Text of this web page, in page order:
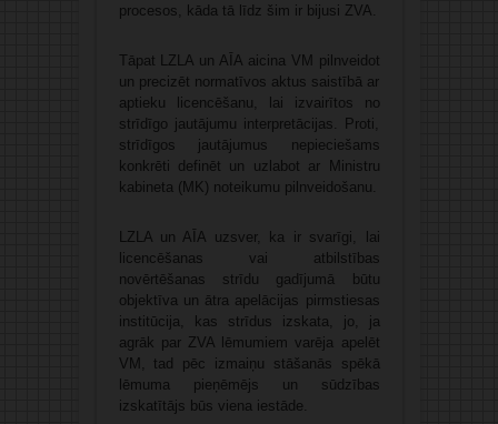
procesos, kāda tā līdz šim ir bijusi ZVA.
Tāpat LZLA un AĪA aicina VM pilnveidot
un precizēt normatīvos aktus saistībā ar
aptieku licencēšanu, lai izvairītos no
strīdīgo jautājumu interpretācijas. Proti,
strīdīgos jautājumus nepieciešams
konkrēti definēt un uzlabot ar Ministru
kabineta (MK) noteikumu pilnveidošanu.
LZLA un AĪA uzsver, ka ir svarīgi, lai
licencēšanas vai atbilstības
novērtēšanas strīdu gadījumā būtu
objektīva un ātra apelācijas pirmstiesas
institūcija, kas strīdus izskata, jo, ja
agrāk par ZVA lēmumiem varēja apelēt
VM, tad pēc izmaiņu stāšanās spēkā
lēmuma pieņēmējs un sūdzības
izskatītājs būs viena iestāde.